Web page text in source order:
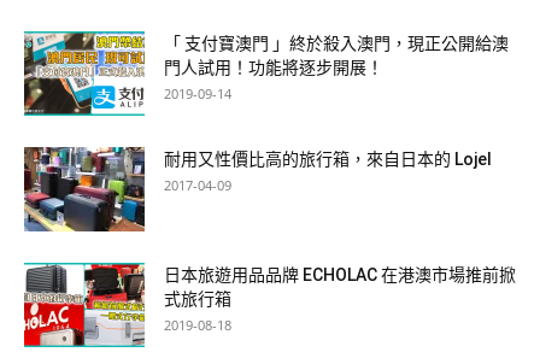
「 支付寶澳門 」終於殺入澳門，現正公開給澳
門人試用！功能將逐步開展！
2019-09-14
耐用又性價比高的旅行箱，來自日本的 Lojel
2017-04-09
日本旅遊用品品牌 ECHOLAC 在港澳市場推前掀
式旅行箱
2019-08-18